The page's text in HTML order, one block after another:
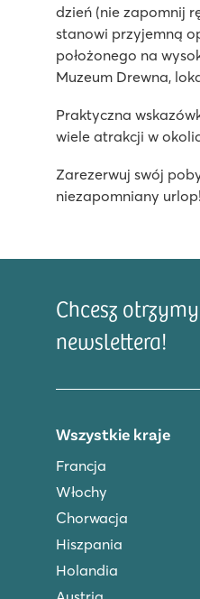
dzień (nie zapomnij
stanowi przyjemną
położonego na
Muzeum Drewna,
Praktyczna
wiele atrakcji w
Zarezerwuj swój
niezapomniany urlop!
Chcesz
newslettera!
Wszystkie kraje
Francja
Włochy
Chorwacja
Hiszpania
Holandia